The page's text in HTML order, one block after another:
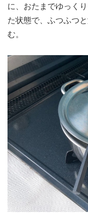
に、おたまでゆっく
た状態で、ふつふつ
む。